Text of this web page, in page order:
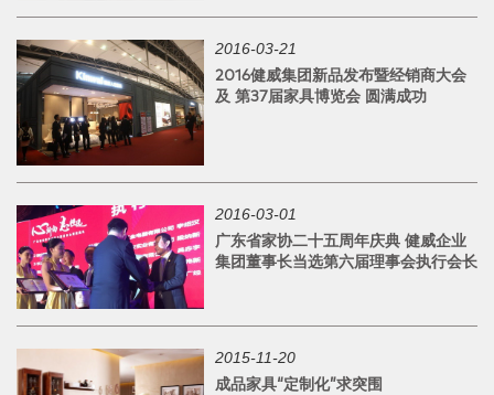
2016-03-21
2016健威集团新品发布暨经销商大会
及 第37届家具博览会 圆满成功
2016-03-01
广东省家协二十五周年庆典 健威企业
集团董事长当选第六届理事会执行会长
2015-11-20
成品家具“定制化”求突围